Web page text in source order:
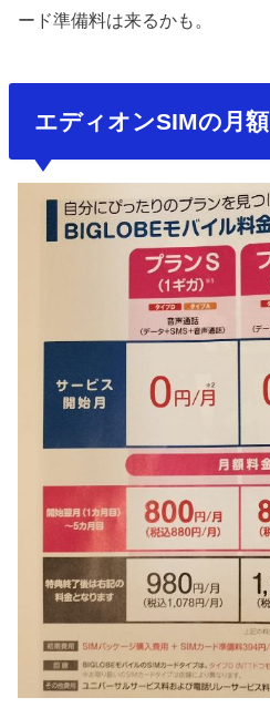
ード準備料は来るかも。
エディオンSIMの月額